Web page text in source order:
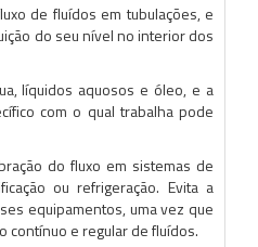
de fluídos em tubulações, e
do seu nível no interior dos
líquidos aquosos e óleo, e a
com o qual trabalha pode
do fluxo em sistemas de
ou refrigeração. Evita a
equipamentos, uma vez que
contínuo e regular de fluídos.